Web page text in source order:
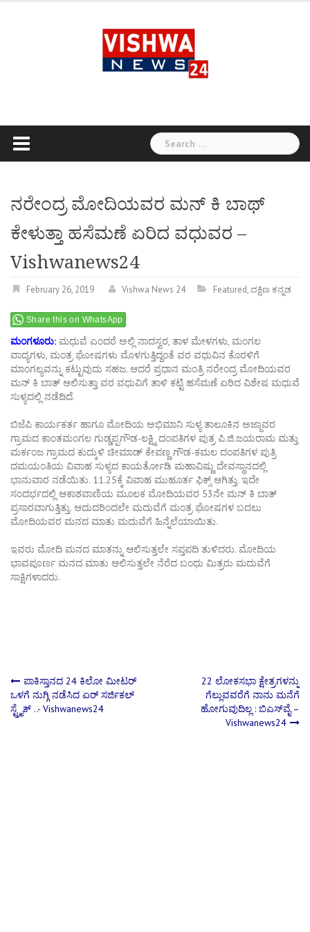
Search
for:
ನರೇಂದ್ರ ಮೋದಿಯವರ ಮನ್ ಕಿ ಬಾಥ್
ಕೇಳುತ್ತಾ ಹಸೆಮಣೆ ಏರಿದ ವಧುವರ –
Vishwanews24
February 26, 2019 Vishwa News 24 Featured,ದಕ್ಷಿಣ ಕನ್ನಡ
Share this on WhatsApp
ಮಂಗಳೂರು: ಮಧುವೆ ಎಂದರೆ ಅಲ್ಲಿ ನಾದಸ್ವರ, ತಾಳ ಮೇಳಗಳು, ಮಂಗಲ
ವಾದ್ಯಗಳು, ಮಂತ್ರ ಘೋಷಗಳು ಮೊಳಗುತ್ತಿದ್ದಂತೆ ವರ ವಧುವಿನ ಕೊರಳಿಗೆ
ಮಾಂಗಲ್ಯವನ್ನು ಕಟ್ಟುವುದು ಸಹಜ. ಆದರೆ ಪ್ರಧಾನ ಮಂತ್ರಿ ನರೇಂದ್ರ ಮೋದಿಯವರ
ಮನ್ ಕಿ ಬಾತ್ ಆಲಿಸುತ್ತಾ ವರ ವಧುವಿಗೆ ತಾಳಿ ಕಟ್ಟಿ ಹಸೆಮಣೆ ಏರಿದ ವಿಶೇಷ ಮಧುವೆ
ಸುಳ್ಯದಲ್ಲಿ ನಡೆದಿದೆ.
ಬಿಜೆಪಿ ಕಾರ್ಯಕರ್ತ ಹಾಗೂ ಮೋದಿಯ ಅಭಿಮಾನಿ ಸುಳ್ಯ ತಾಲೂಕಿನ ಅಜ್ಜಾವರ
ಗ್ರಾಮದ ಕಾಂತಮಂಗಲ ಗುಡ್ಡಪ್ಪಗೌಡ-ಲಕ್ಷ್ಮಿ ದಂಪತಿಗಳ ಪುತ್ರ ಪಿ.ಜಿ.ಜಯರಾಮ ಮತ್ತು
ಮರ್ಕಂಜ ಗ್ರಾಮದ ಕುದ್ಕುಳಿ ಚೀಮಾಡ್ ಕೇಪಣ್ಣ ಗೌಡ-ಕಮಲ ದಂಪತಿಗಳ ಪುತ್ರಿ
ದಮಯಂತಿಯ ವಿವಾಹ ಸುಳ್ಯದ ಕಾಯರ್ತೋಡಿ ಮಹಾವಿಷ್ಣು ದೇವಸ್ಥಾನದಲ್ಲಿ
ಭಾನುವಾರ ನಡೆಯಿತು. 11.25ಕ್ಕೆ ವಿವಾಹ ಮುಹೂರ್ತ ಫಿಕ್ಸ್ ಆಗಿತ್ತು. ಇದೇ
ಸಂದರ್ಭದಲ್ಲಿ ಆಕಾಶವಾಣಿಯ ಮೂಲಕ ಮೋದಿಯವರ 53ನೇ ಮನ್ ಕಿ ಬಾತ್
ಪ್ರಸಾರವಾಗುತ್ತಿತ್ತು. ಆದುದರಿಂದಲೇ ಮದುವೆಗೆ ಮಂತ್ರ ಘೋಷಗಳ ಬದಲು
ಮೋದಿಯವರ ಮನದ ಮಾತು ಮದುವೆಗೆ ಹಿನ್ನೆಲೆಯಾಯಿತು.
ಇವರು ಮೋದಿ ಮನದ ಮಾತನ್ನು ಆಲಿಸುತ್ತಲೇ ಸಪ್ತಪದಿ ತುಳಿದರು. ಮೋದಿಯ
ಭಾವಪೂರ್ಣ ಮನದ ಮಾತು ಆಲಿಸುತ್ತಲೇ ನೆರೆದ ಬಂಧು ಮಿತ್ರರು ಮದುವೆಗೆ
ಸಾಕ್ಷಿಗಳಾದರು.
Post
navigation
ಪಾಕಿಸ್ತಾನದ 24 ಕಿಲೋ ಮೀಟರ್
ಒಳಗೆ ನುಗ್ಗಿ ನಡೆಸಿದ ಏರ್ ಸರ್ಜಿಕಲ್
ಸ್ಟ್ರೈಕ್ ..- Vishwanews24
22 ಲೋಕಸಭಾ ಕ್ಷೇತ್ರಗಳನ್ನು
ಗೆಲ್ಲುವವರೆಗೆ ನಾನು ಮನೆಗೆ
ಹೋಗುವುದಿಲ್ಲ : ಬಿಎಸ್​ವೈ –
Vishwanews24